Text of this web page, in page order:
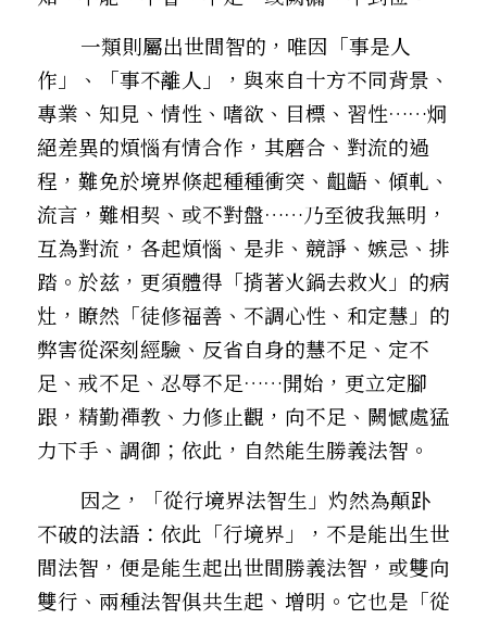
作」、「事不離人」，與來自十方不同背景、
專業、知見、情性、嗜欲、目標、習性……炯
絕差異的煩惱有情合作，其磨合、對流的過
程，難免於境界倏起――種種衝突、齟齬、傾軋、
流言，難相契、或不對盤……乃至彼我無明，
互為對流，各起煩惱、是非、競諍、嫉忌、排
踏。於兹，更須體得「揹著火鍋去救火」的病
灶，瞭然「徒修福善、不調心性、和定慧」的
弊害――從深刻經驗、反省自身的慧不足、定不
足、戒不足、忍辱不足……開始，更立定腳
跟，精勤禪教、力修止觀，向不足、闕憾處猛
力下手、調御；依此，自然能生勝義法智。
不破的法語：依此「行境界」，不是能出生世
間法智，便是能生起出世間勝義法智，或雙向
雙行、兩種法智俱共生起、增明。它也是「從